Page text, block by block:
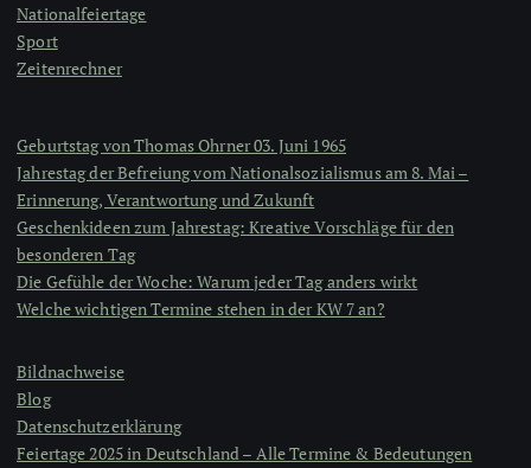
Nationalfeiertage
Sport
Zeitenrechner
Geburtstag von Thomas Ohrner 03. Juni 1965
Jahrestag der Befreiung vom Nationalsozialismus am 8. Mai –
Erinnerung, Verantwortung und Zukunft
Geschenkideen zum Jahrestag: Kreative Vorschläge für den
besonderen Tag
Die Gefühle der Woche: Warum jeder Tag anders wirkt
Welche wichtigen Termine stehen in der KW 7 an?
Bildnachweise
Blog
Datenschutzerklärung
Feiertage 2025 in Deutschland – Alle Termine & Bedeutungen